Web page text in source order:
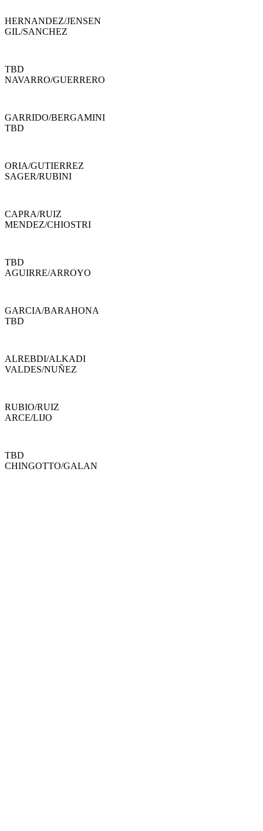
HERNANDEZ/JENSEN
GIL/SANCHEZ
TBD
NAVARRO/GUERRERO
GARRIDO/BERGAMINI
TBD
ORIA/GUTIERREZ
SAGER/RUBINI
CAPRA/RUIZ
MENDEZ/CHIOSTRI
TBD
AGUIRRE/ARROYO
GARCIA/BARAHONA
TBD
ALREBDI/ALKADI
VALDES/NUÑEZ
RUBIO/RUIZ
ARCE/LIJO
TBD
CHINGOTTO/GALAN